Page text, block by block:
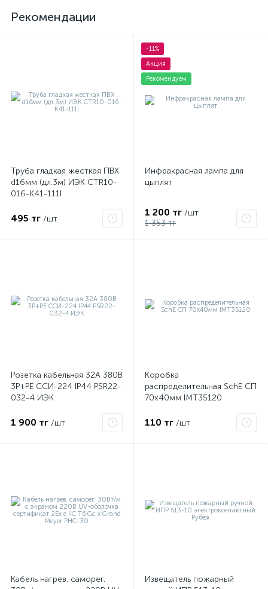
Рекомендации
Труба гладкая жесткая ПВХ
d16мм (дл.3м) ИЭК CTR10-
016-K41-111I
495 тг /шт
-11%
Акция
Рекомендуем
Инфракрасная лампа для
цыплят
1 200 тг /шт
1 353 тг
Розетка кабельная 32А 380В
3P+PЕ ССИ-224 IP44 PSR22-
032-4 ИЭК
1 900 тг /шт
Коробка
распределительная SchE СП
70х40мм IMT35120
110 тг /шт
Кабель нагрев. саморег.
Извещатель пожарный